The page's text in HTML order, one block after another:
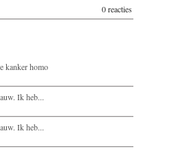
0 reacties
kanker homo
Ik heb...
Ik heb...